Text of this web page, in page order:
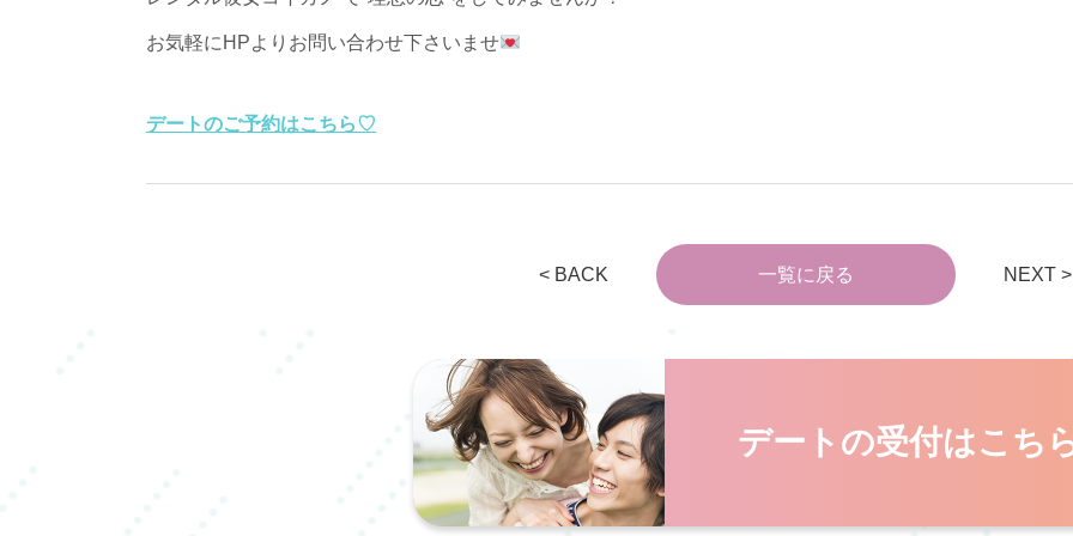
お気軽にHPよりお問い合わせ下さいませ
デートのご予約はこちら♡
< BACK 一覧に戻る NEXT >
デートの受付はこち